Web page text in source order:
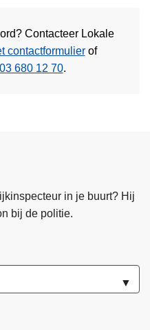
Contacteer Lokale
contactformulierof
03 680 12 70.
in je buurt? Hij
bij de politie.
▼